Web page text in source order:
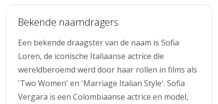
Bekende naamdragers
Een bekende draagster van de naam is Sofia
Loren, de iconische Italiaanse actrice die
wereldberoemd werd door haar rollen in films als
'Two Women' en 'Marriage Italian Style'. Sofia
Vergara is een Colombiaanse actrice en model,